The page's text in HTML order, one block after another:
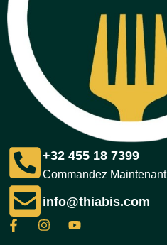
+32 455 18 7399
Commandez Maintenant
info@thiabis.com